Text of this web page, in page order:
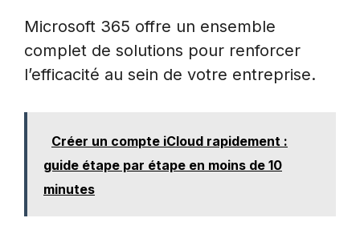
Microsoft 365 offre un ensemble
complet de solutions pour renforcer
l’efficacité au sein de votre entreprise.
Créer un compte iCloud rapidement :
guide étape par étape en moins de 10
minutes